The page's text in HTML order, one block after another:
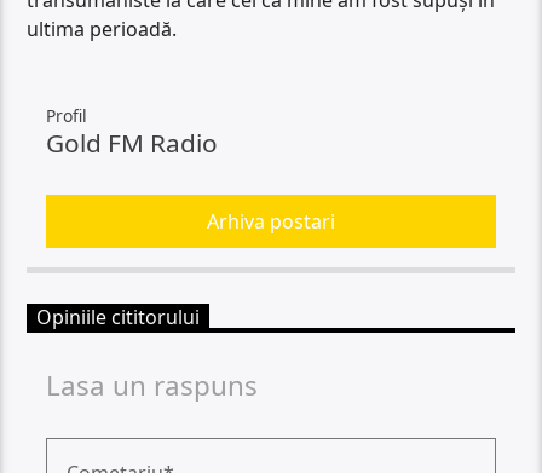
ultima perioadă.
Profil
Gold FM Radio
Arhiva postari
Opiniile cititorului
Lasa un raspuns